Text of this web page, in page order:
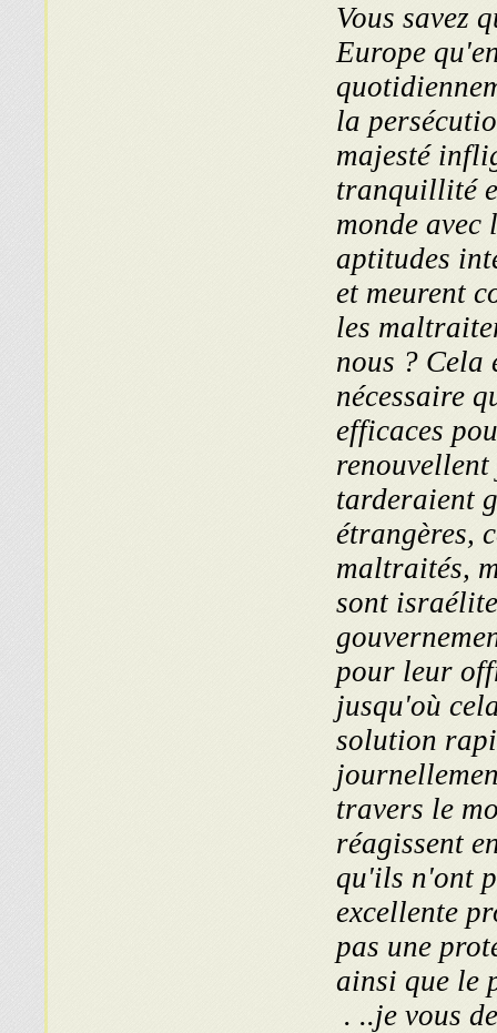
« Vous
Europe
la
majesté
tranquillité
monde avec
aptitudes
et meurent
les
nous ?
nécessaire
efficaces
tarderaient
étrangères,
maltraités,
sont
pour leur
jusqu'où
solution
travers le
réagis­sent
qu'ils n'ont
excellente
pas une
ainsi que le
je vous